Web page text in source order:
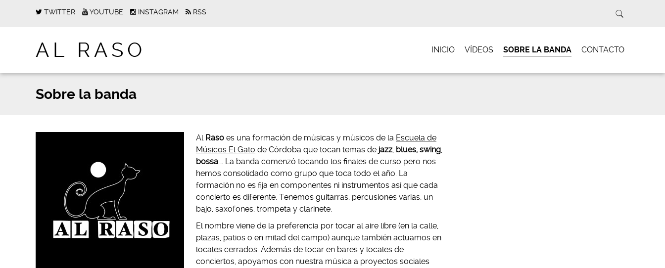
TWITTER YOUTUBE INSTAGRAM RSS
AL RASO INICIO VÍDEOS SOBRE LA BANDA CONTACTO
Sobre la banda
AlRaso es una formación de músicas y músicos de la Escuela de
Músicos El Gato de Córdoba que tocan temas de jazz, blues, swing,
bossa…. La banda comenzó tocando los finales de curso pero nos
hemos consolidado como grupo que toca todo el año. La
formación no es fija en componentes ni instrumentos así que cada
concierto es diferente. Tenemos guitarras, percusiones varias, un
bajo, saxofones, trompeta y clarinete.
El nombre viene de la preferencia por tocar al aire libre (en la calle,
plazas, patios o en mitad del campo) aunque también actuamos en
locales cerrados. Además de tocar en bares y locales de
conciertos, apoyamos con nuestra música a proyectos sociales